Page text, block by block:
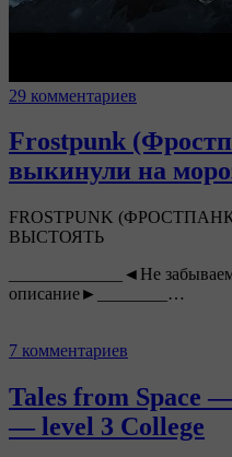
29 комментариев
Frostpunk
выкинули на
FROSTPUNK
ВЫСТОЯТЬ
_____________◄Не
описание►________…
7 комментариев
Tales from Space
— level 3 College